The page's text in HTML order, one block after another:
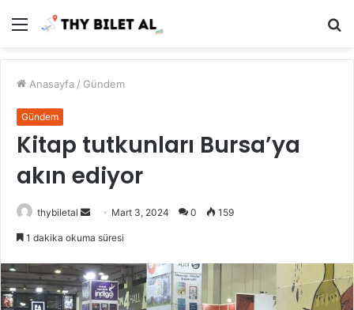
Menü
Anasayfa / Gündem
Gündem
Kitap tutkunları Bursa’ya
akın ediyor
thybiletal
Bir
göndermek
Mart 3, 2024 0 159
1 dakika okuma süresi